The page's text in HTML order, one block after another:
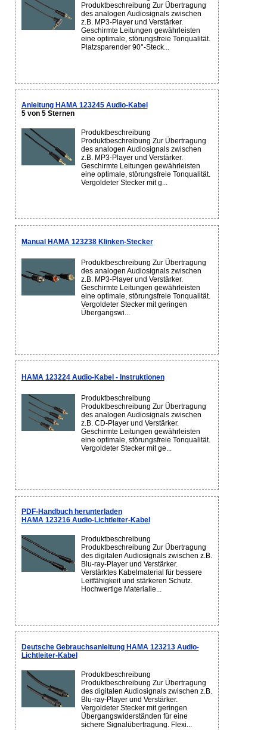
Produktbeschreibung Zur Übertragung
des analogen Audiosignals zwischen
z.B. MP3-Player und Verstärker.
Geschirmte Leitungen gewährleisten
eine optimale, störungsfreie Tonqualität.
Platzsparender 90°-Steck...
Anleitung HAMA 123245 Audio-Kabel
5 von 5 Sternen
Produktbeschreibung
Produktbeschreibung Zur Übertragung
des analogen Audiosignals zwischen
z.B. MP3-Player und Verstärker.
Geschirmte Leitungen gewährleisten
eine optimale, störungsfreie Tonqualität.
Vergoldeter Stecker mit g...
Manual HAMA 123238 Klinken-Stecker
Produktbeschreibung Zur Übertragung
des analogen Audiosignals zwischen
z.B. MP3-Player und Verstärker.
Geschirmte Leitungen gewährleisten
eine optimale, störungsfreie Tonqualität.
Vergoldeter Stecker mit geringen
Übergangswi...
HAMA 123224 Audio-Kabel - Instruktionen
Produktbeschreibung
Produktbeschreibung Zur Übertragung
des analogen Audiosignals zwischen
z.B. CD-Player und Verstärker.
Geschirmte Leitungen gewährleisten
eine optimale, störungsfreie Tonqualität.
Vergoldeter Stecker mit ge...
PDF-Handbuch herunterladen
HAMA 123216 Audio-Lichtleiter-Kabel
Produktbeschreibung
Produktbeschreibung Zur Übertragung
des digitalen Audiosignals zwischen z.B.
Blu-ray-Player und Verstärker.
Verstärktes Kabelmaterial für bessere
Leitfähigkeit und stärkeren Schutz.
Hochwertige Materialie...
Deutsche Gebrauchsanleitung HAMA 123213 Audio-
Lichtleiter-Kabel
Produktbeschreibung
Produktbeschreibung Zur Übertragung
des digitalen Audiosignals zwischen z.B.
Blu-ray-Player und Verstärker.
Vergoldeter Stecker mit geringen
Übergangswiderständen für eine
sichere Signalübertragung. Flexi...